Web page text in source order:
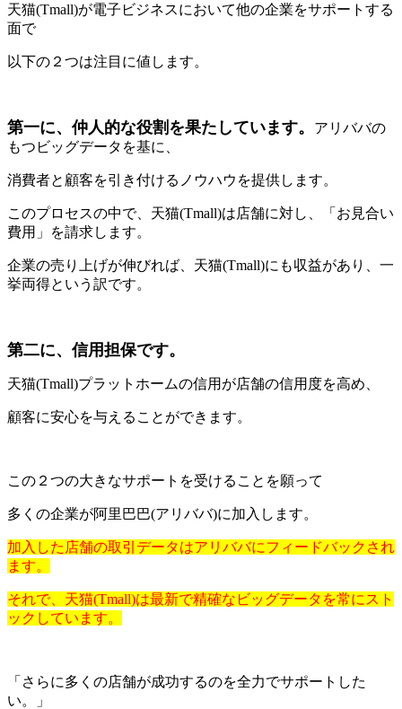
天猫(Tmall)が電子ビジネスにおいて他の企業をサポートする
面で
以下の２つは注目に値します。
第一に、仲人的な役割を果たしています。
アリババの
もつビッグデータを基に、
消費者と顧客を引き付けるノウハウを提供します。
このプロセスの中で、天猫(Tmall)は店舗に対し、「お見合い
費用」を請求します。
企業の売り上げが伸びれば、天猫(Tmall)にも収益があり、一
挙両得という訳です。
第二に、信用担保です。
天猫(Tmall)プラットホームの信用が店舗の信用度を高め、
顧客に安心を与えることができます。
この２つの大きなサポートを受けることを願って
多くの企業が阿里巴巴(アリババ)に加入します。
加入した店舗の取引データはアリババにフィードバックされ
ます。
それで、天猫(Tmall)は最新で精確なビッグデータを常にスト
ックしています。
「さらに多くの店舗が成功するのを全力でサポートした
い。」